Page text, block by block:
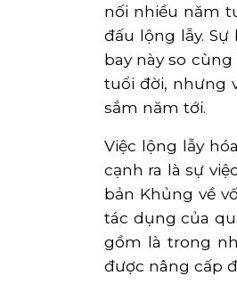
nối nhiều năm
đấu lộng lẫy.
bay này so
tuổi đời, nhưng
sắm năm tới.
Việc lộng lẫy
cạnh ra là sự
bản Khủng về
tác dụng của
gồm là trong
được nâng cấp